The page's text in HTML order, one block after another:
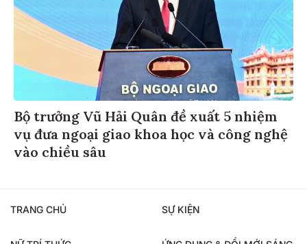
Bộ trưởng Vũ Hải Quân đề xuất 5 nhiệm
vụ đưa ngoại giao khoa học và công nghệ
vào chiều sâu
TRANG CHỦ SỰ KIỆN